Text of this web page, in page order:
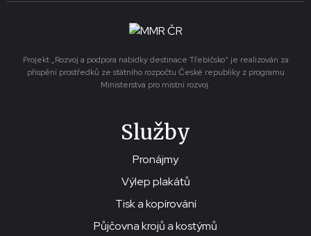
Projekt „Rozvoj a podpora nabídky destinace Třebíčsko“ je realizován za
přispění prostředků ze státního rozpočtu České republiky z programu
Ministerstva pro místní rozvoj.
Služby
Pronájmy
Výlep plakátů
Tisk a kopírování
Půjčovna krojů a kostýmů